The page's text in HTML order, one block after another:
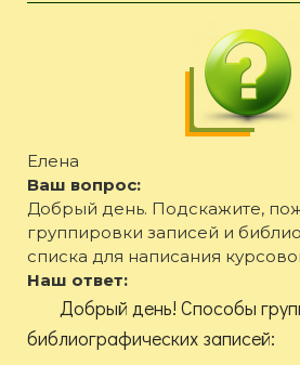
Елена
Ваш вопрос:
Добрый день. Подскажите,
группировки записей и
списка для написания
Наш ответ:
Добрый день! Способы
библиографических записей: